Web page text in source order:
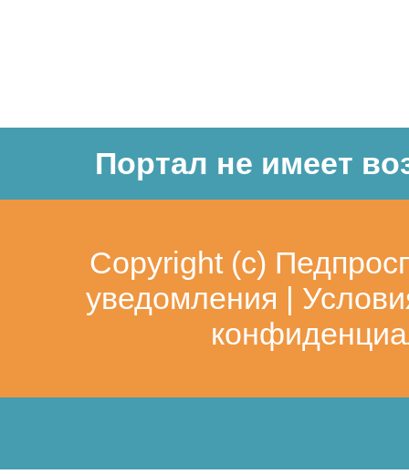
Портал не имеет
Copyright (c)
уведомления |